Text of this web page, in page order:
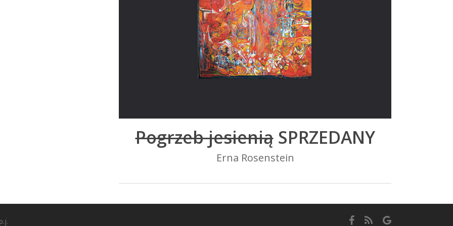
Pogrzeb jesieniąSPRZEDANY
Erna Rosenstein
facebook
RSS
google-